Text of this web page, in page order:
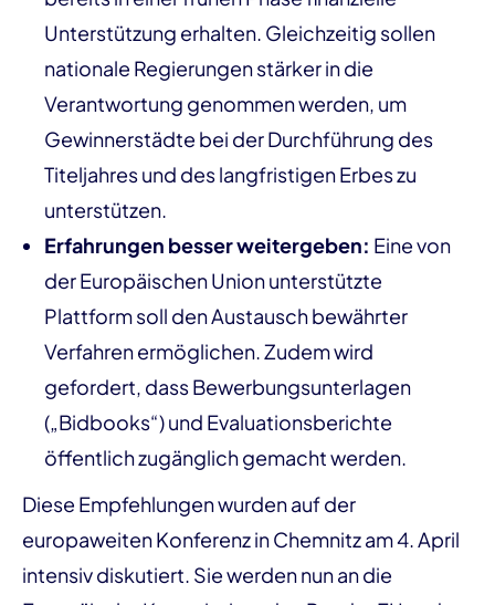
Unterstützung erhalten. Gleichzeitig sollen
nationale Regierungen stärker in die
Verantwortung genommen werden, um
Gewinnerstädte bei der Durchführung des
Titeljahres und des langfristigen Erbes zu
unterstützen.
Erfahrungen besser weitergeben: Eine von
der Europäischen Union unterstützte
Plattform soll den Austausch bewährter
Verfahren ermöglichen. Zudem wird
gefordert, dass Bewerbungsunterlagen
(„Bidbooks“) und Evaluationsberichte
öffentlich zugänglich gemacht werden.
Diese Empfehlungen wurden auf der
europaweiten Konferenz in Chemnitz am 4. April
intensiv diskutiert. Sie werden nun an die